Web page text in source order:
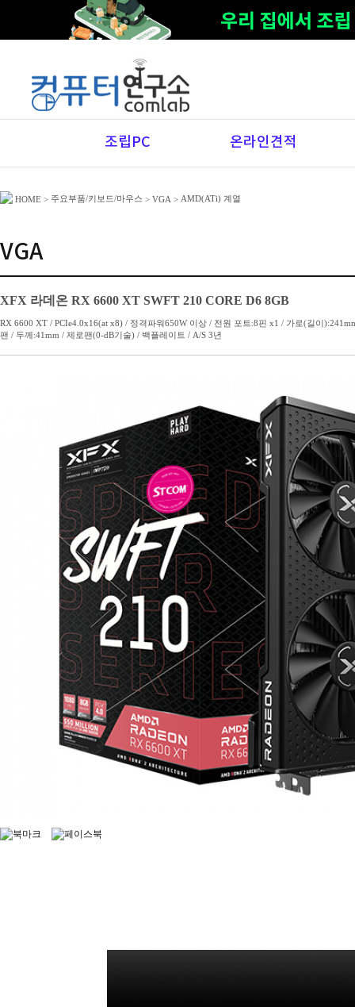
조립PC 온라인견적
HOME > 주요부품/키보드/마우스 > VGA > AMD(ATi) 계열
VGA
XFX 라데온 RX 6600 XT SWFT 210 CORE D6 8GB
RX 6600 XT / PCIe4.0x16(at x8) / 정격파워650W 이상 / 전원 포트:8핀 x1 / 가로(길이
팬 / 두께:41mm / 제로팬(0-dB기술) / 백플레이트 / A/S 3년